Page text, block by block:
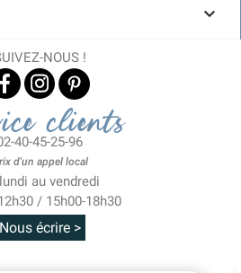

NOUS !
clients
40-45-25-96
d'un appel local
au vendredi
/ 15h00-18h30
Nous écrire >